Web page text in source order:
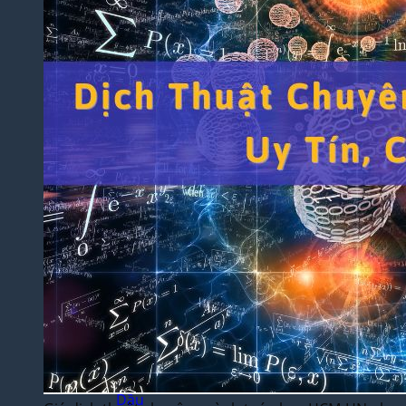
Trò
Chơi
Điện
Tử
Dịch
Học
Dịch
Thuật
Xây
Dựng,
Hồ Sơ
Dự
Thầu
Dịch
Thuật
Chuyên
Ngành
Dầu